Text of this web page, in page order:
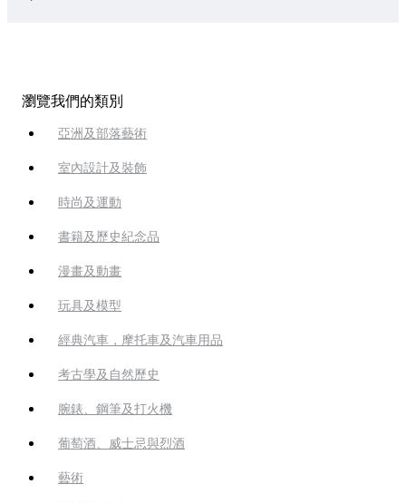
瀏覽我們的類別
亞洲及部落藝術
室內設計及裝飾
時尚及運動
書籍及歷史紀念品
漫畫及動畫
玩具及模型
經典汽車，摩托車及汽車用品
考古學及自然歷史
腕錶、鋼筆及打火機
葡萄酒、威士忌與烈酒
藝術